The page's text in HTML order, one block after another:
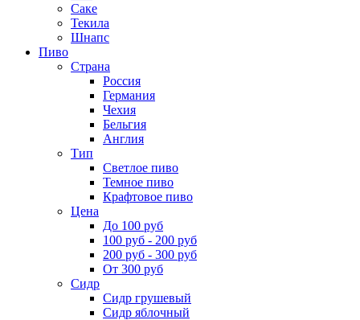
Саке
Текила
Шнапс
Пиво
Страна
Россия
Германия
Чехия
Бельгия
Англия
Тип
Светлое пиво
Темное пиво
Крафтовое пиво
Цена
До 100 руб
100 руб - 200 руб
200 руб - 300 руб
От 300 руб
Сидр
Сидр грушевый
Сидр яблочный